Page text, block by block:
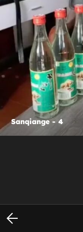
Sanqiange - 4